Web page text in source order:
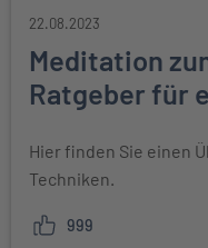
22.08.2023
Meditation
Ratgeber für
Hier finden Sie einen
Techniken.
999